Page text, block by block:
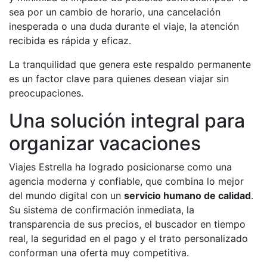
sea por un cambio de horario, una cancelación
inesperada o una duda durante el viaje, la atención
recibida es rápida y eficaz.
La tranquilidad que genera este respaldo permanente
es un factor clave para quienes desean viajar sin
preocupaciones.
Una solución integral para
organizar vacaciones
Viajes Estrella ha logrado posicionarse como una
agencia moderna y confiable, que combina lo mejor
del mundo digital con un servicio humano de calidad.
Su sistema de confirmación inmediata, la
transparencia de sus precios, el buscador en tiempo
real, la seguridad en el pago y el trato personalizado
conforman una oferta muy competitiva.